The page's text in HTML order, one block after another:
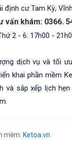
định cư Tam Kỳ,
vấn khám: 0366.
2 - 6: 17h00 -
dịch vụ và tối
khai phần mềm
và sắp xếp lịch
mềm: Ketoa.vn